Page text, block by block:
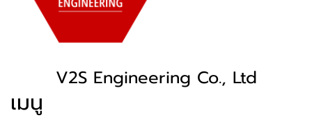
V2S Engineering Co., Ltd
เมนู